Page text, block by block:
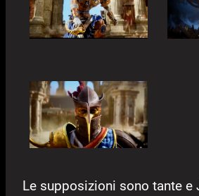
Le supposizioni sono tante e